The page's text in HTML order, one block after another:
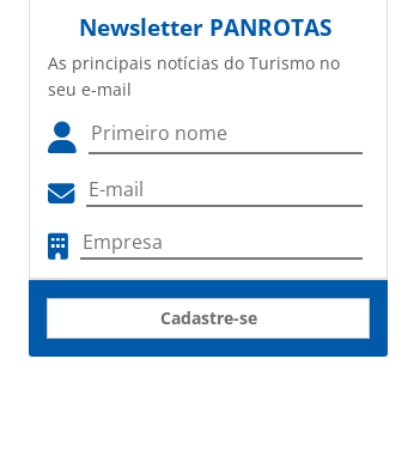
Newsletter PANROTAS
As principais notícias do Turismo no
seu e-mail
Cadastre-se